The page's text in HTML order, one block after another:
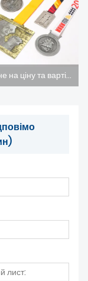
Що вплине на ціну та вартість металевих медалей